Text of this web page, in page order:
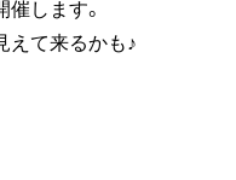
します。
えて来るかも♪